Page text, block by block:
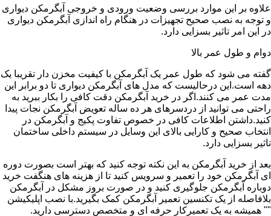
علاوه بر این موارد بررسی وضعیت ورودی و خروجی آبگرمکن دیواری
و توجه به نصب صحیح تجهیزات در هنگام راه اندازی آبگرمکن دیواری
در این امر تاثیر بسزایی دارد.
دوام و طول عمر بالا
گفته می شود که طول عمر یک آبگرمکن با کیفیت مخزن دار تقریبا یک
دهه است.این درحالیست که مدل های آبگرمکن دیواری تا دو برابر این
مدت عمر می کنند.اگر در خرید آبگرمکن دقت کافی را بکار ببرید به
راحتی می توانید از دردسرهای هر ده ساله تعویض آبگرمکن نجات پیدا
کنید.داشتن اطلاعات کافی در خصوص تفاوت پکیج و آبگرمکن در
انتخاب صحیح و کارایی بالای این وسایل در سیستم داخلی ساختمان
تاثیر بسزایی دارد.
بعد از خرید آبگرمکن به این نکته توجه کنید که بهتر است بصورت دوره
ای آبگرمکن خود را تعمیر و سرویس کنید تا از هزینه های هنگفت خرید
دوباره آبگرمکن جلوگیری کنید و در صورت بروز مشکل در آبگرمکن
بلافاصله از یک تکنسین تعمیر آبگرمکن کمک بگیرید.با نصب اپلیکیشن
"" همیشه به یک تعمیرکار حرفه ای و متخصص دسترسی دارید.